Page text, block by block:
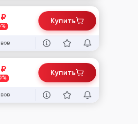
₽ Купить
₽ Купить